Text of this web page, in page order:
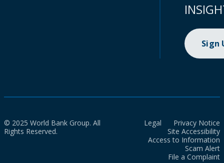
Sign
© 2025 World Bank Group. All
Rights Reserved.
Legal
Privacy Notice
Site Accessibility
Access to Information
Scam Alert
File a Complaint